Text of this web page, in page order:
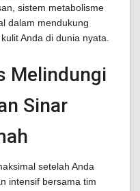
sistem metabolisme
dalam mendukung
Anda di dunia nyata.
Melindungi
Sinar
setelah Anda
intensif bersama tim